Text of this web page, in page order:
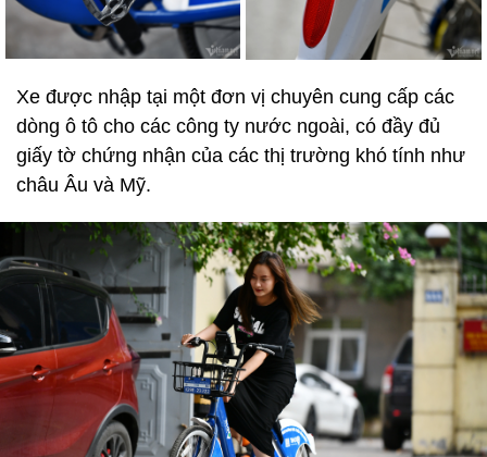
Xe được nhập tại một đơn vị chuyên cung cấp các
dòng ô tô cho các công ty nước ngoài, có đầy đủ
giấy tờ chứng nhận của các thị trường khó tính như
châu Âu và Mỹ.